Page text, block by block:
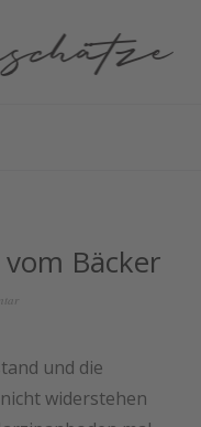
Bäcker
und die
widerstehen